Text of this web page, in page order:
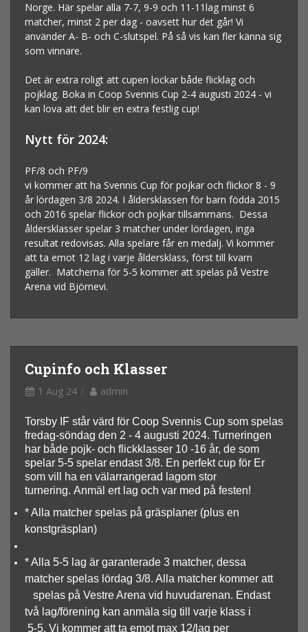
Norge. Här spelar alla 7-7, 9-9 och 11-11lag minst 6
matcher, minst 2 per dag - oavsett hur det går! Vi
använder A- B- och C-slutspel. På så vis kan fler känna sig
som vinnare.
Det är extra roligt att cupen lockar både flicklag och
pojklag. Boka in Coop Svennis Cup 2-4 augusti 2024 - vi
kan lova att det blir en extra festlig cup!
Nytt för 2024:
PF/8 och PF/9
vi kommer att ha Svennis Cup för pojkar och flickor 8 - 9
år lördagen 3/8 2024. I åldersklassen för barn födda 2015
och 2016 spelar flickor och pojkar tillsammans. Dessa
åldersklasser spelar 3 matcher under lördagen, inga
resultat redovisas. Alla spelare får en medalj. Vi kommer
att ta emot 12 lag i varje åldersklass, först till kvarn
gäller. Matcherna för 5-5 kommer att spelas på Vestre
Arena vid Björnevi.
Cupinfo och Klasser
1 Aug 24 admin
Torsby IF står värd för Coop Svennis Cup som spelas
fredag-söndag den 2 - 4 augusti 2024. Turneringen
har både pojk- och flickklasser 10 -16 år, de som
spelar 5-5 spelar endast 3/8. En perfekt cup för Er
som vill ha en välarrangerad lagom stor
turnering. Anmäl ert lag och var med på festen!
* Alla matcher spelas på gräsplaner (plus en
konstgräsplan)
* Alla 5-5 lag är garanterade 3 matcher, dessa
matcher spelas lördag 3/8. Alla matcher kommer att
spelas på Vestre Arena vid huvudarenan. Endast
två lag/förening kan anmäla sig till varje klass i
5-5. Vi kommer att ta emot max 12/lag per